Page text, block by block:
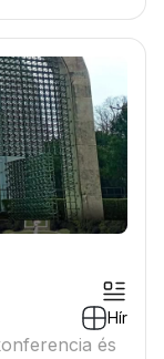
Hír
és